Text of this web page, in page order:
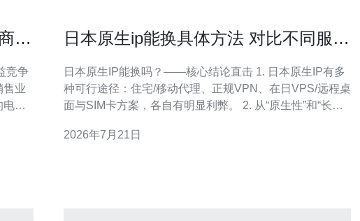
运
售业
商
日本原生ip能换具体方法 对比不同服务
日本原生IP能换吗？——核心结论直击 1. 日本原生IP有多
种可行途径：住宅/移动代理、正规VPN、在日VPS/远程桌
面与SIM卡方案，各自有明显利弊。 2. 从“原生性”和“长期
由）最接近“原生IP”；但成本、合规风险与可获取性是关键
2026年7月21日